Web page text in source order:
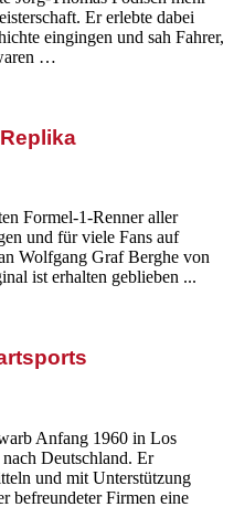
Er erlebte dabei
eingingen und sah Fahrer,
…
Formel-1-Renner aller
und für viele Fans auf
Wolfgang Graf Berghe von
ist erhalten geblieben ...
Anfang 1960 in Los
Deutschland. Er
und mit Unterstützung
befreundeter Firmen eine